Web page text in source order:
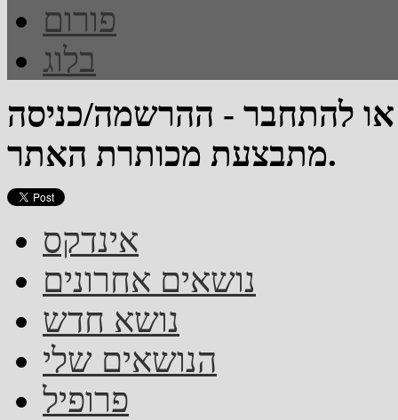
פורום
בלוג
או להתחבר - ההרשמה/כניסה
מתבצעת מכותרת האתר.
אינדקס
נושאים אחרונים
נושא חדש
הנושאים שלי
פרופיל